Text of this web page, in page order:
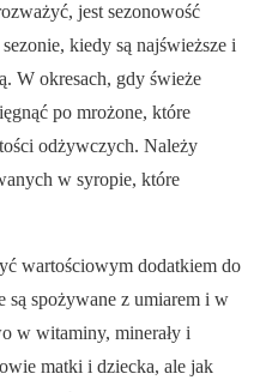
jest sezonowość
kiedy są najświeższe i
W okresach, gdy świeże
po mrożone, które
odżywczych. Należy
w syropie, które
wartościowym dodatkiem do
są spożywane z umiarem i w
w witaminy, minerały i
matki i dziecka, ale jak